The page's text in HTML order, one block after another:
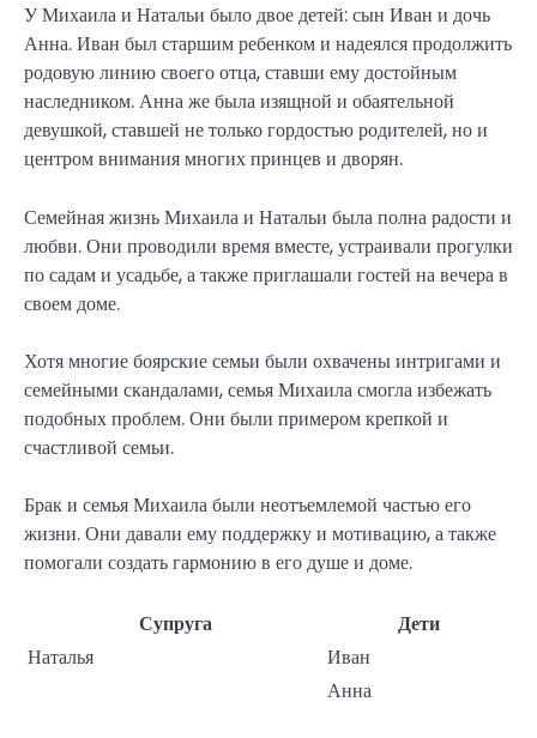
У Михаила и Натальи было двое детей: сын Иван и дочь
Анна. Иван был старшим ребенком и надеялся продолжить
родовую линию своего отца, ставши ему достойным
наследником. Анна же была изящной и обаятельной
девушкой, ставшей не только гордостью родителей, но и
центром внимания многих принцев и дворян.
Семейная жизнь Михаила и Натальи была полна радости и
любви. Они проводили время вместе, устраивали прогулки
по садам и усадьбе, а также приглашали гостей на вечера в
своем доме.
Хотя многие боярские семьи были охвачены интригами и
семейными скандалами, семья Михаила смогла избежать
подобных проблем. Они были примером крепкой и
счастливой семьи.
Брак и семья Михаила были неотъемлемой частью его
жизни. Они давали ему поддержку и мотивацию, а также
помогали создать гармонию в его душе и доме.
Супруга
Дети
Наталья
Иван
Анна